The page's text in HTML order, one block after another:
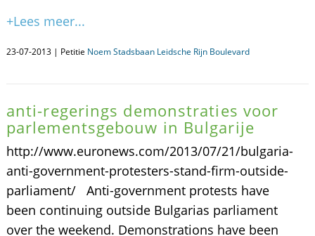
+Lees meer...
23-07-2013 | Petitie Noem Stadsbaan Leidsche Rijn Boulevard
anti-regerings demonstraties voor
parlementsgebouw in Bulgarije
http://www.euronews.com/2013/07/21/bulgaria-
anti-government-protesters-stand-firm-outside-
parliament/ Anti-government protests have
been continuing outside Bulgarias parliament
over the weekend. Demonstrations have been